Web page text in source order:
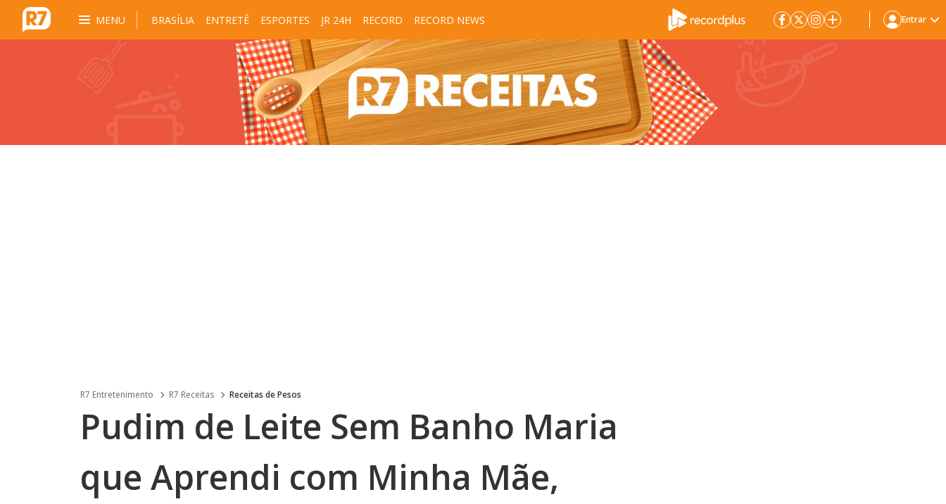
MENU BRASÍLIA ENTRETÊ ESPORTES JR 24H RECORD RECORD NEWS Entrar
R7 Entretenimento R7 Receitas Receitas de Pesos
Pudim de Leite Sem Banho Maria
que Aprendi com Minha Mãe,